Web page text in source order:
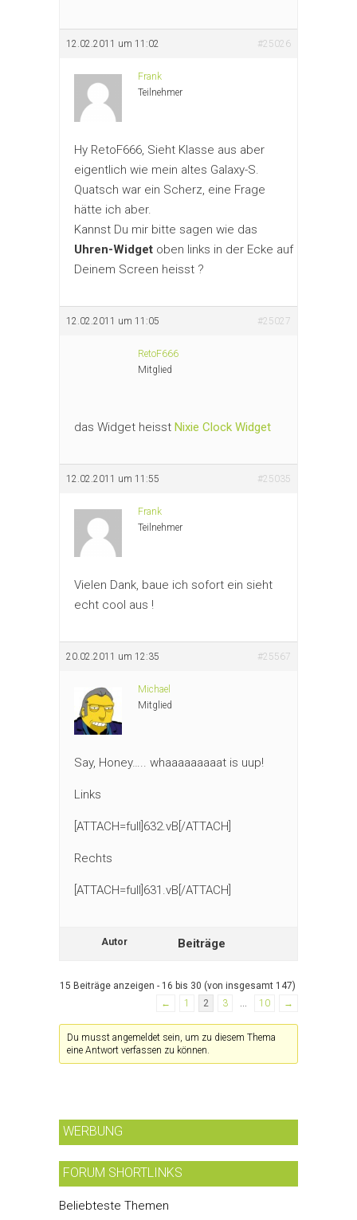
12.02.2011 um 11:02 #25026
Frank
Teilnehmer
Hy RetoF666, Sieht Klasse aus aber
eigentlich wie mein altes Galaxy-S.
Quatsch war ein Scherz, eine Frage
hätte ich aber.
Kannst Du mir bitte sagen wie das
Uhren-Widget oben links in der Ecke auf
Deinem Screen heisst ?
12.02.2011 um 11:05 #25027
RetoF666
Mitglied
das Widget heisst Nixie Clock Widget
12.02.2011 um 11:55 #25035
Frank
Teilnehmer
Vielen Dank, baue ich sofort ein sieht
echt cool aus !
20.02.2011 um 12:35 #25567
Michael
Mitglied
Say, Honey….. whaaaaaaaaat is uup!
Links
[ATTACH=full]632.vB[/ATTACH]
Rechts
[ATTACH=full]631.vB[/ATTACH]
Autor Beiträge
15 Beiträge anzeigen - 16 bis 30 (von insgesamt 147)
←
1 2 3 10 →
Du musst angemeldet sein, um zu diesem Thema
eine Antwort verfassen zu können.
WERBUNG
FORUM SHORTLINKS
Beliebteste Themen